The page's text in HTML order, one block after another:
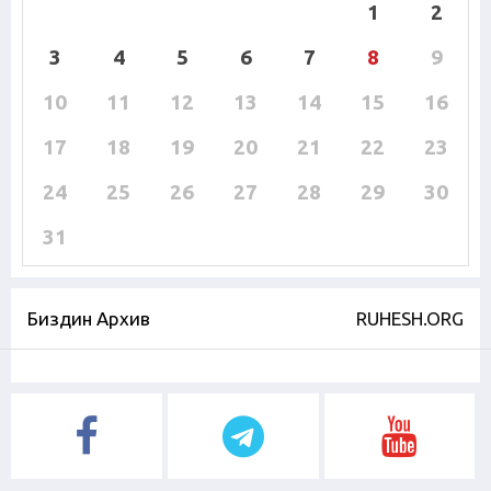
1
2
3
4 5 6 7 8
9
10
11 12 13 14 15
16
17
18 19 20 21 22
23
24
25 26 27 28 29
30
31
Биздин Архив RUHESH.ORG